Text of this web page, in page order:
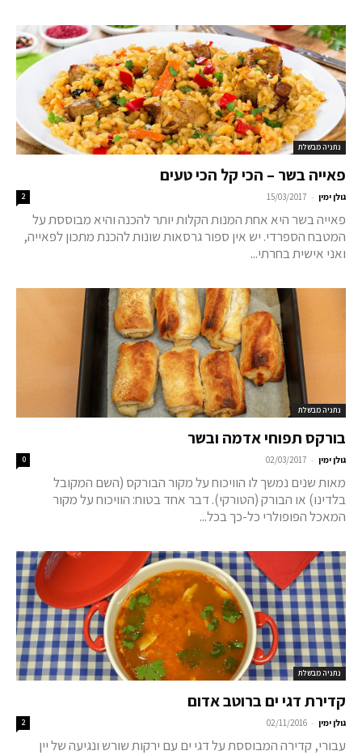
נתניה מבשלת
פאייה בשר – הכי קל הכי טעים
גולן ימין -
15/03/2017
2
פאייה בשר היא אחת המנות הקלות יותר להכנה והיא מבוססת על
המטבח הספרדי. יש אין ספור גרסאות שונות להכנת מתכון לפאייה,
ואני אישית בחרתי...
נתניה מבשלת
בורקס תפוחי אדמה ובשר
גולן ימין -
02/03/2017
0
מאות שנים נמשך לו הוויכוח על מקור הבורקס (השם המקובל
בלדינו) או הבורק (הטורקי). דבר אחד בטוח: הוויכוח על מקור
המאכל הפופולרי כל-כך בכל...
נתניה מבשלת
קדירת דגי ים ברוטב אדום
גולן ימין -
02/11/2016
2
עבורי, קדירה המבוססת על דגי ים עם ירקות שורש ונגיעה של יין